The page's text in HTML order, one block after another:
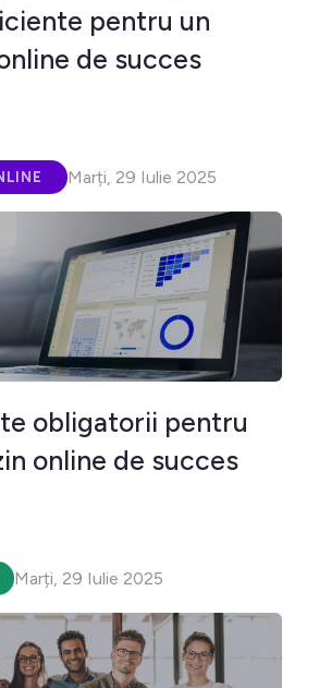
pentru un
de succes
Marți, 29 Iulie 2025
obligatorii pentru
online de succes
Marți, 29 Iulie 2025